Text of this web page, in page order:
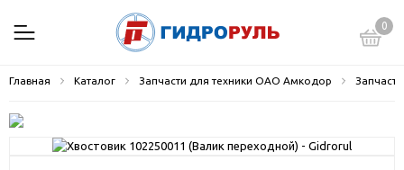
0
Главная Каталог Запчасти для техники ОАО Амкодор